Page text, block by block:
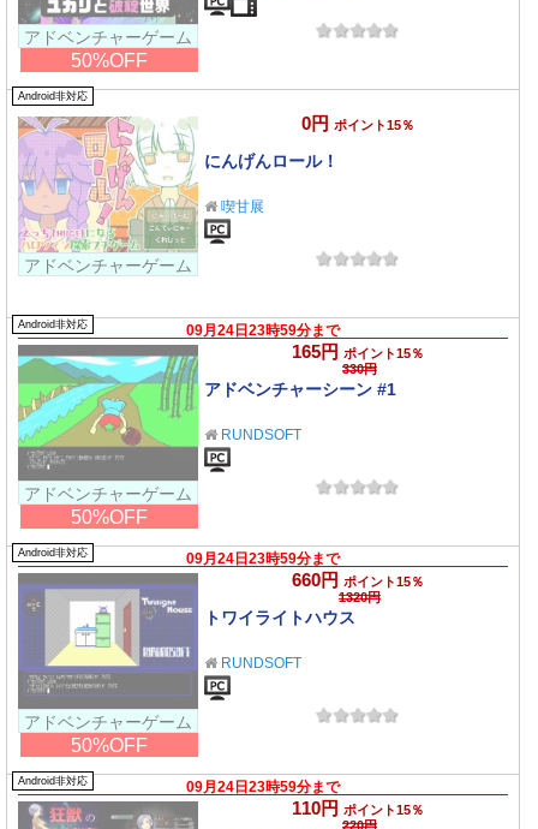
アドベンチャーゲーム
50%OFF
Android非対応
アドベンチャーゲーム
0円 ポイント15％
にんげんロール！
喫甘展
09月24日23時59分まで
Android非対応
アドベンチャーゲーム
50%OFF
165円 ポイント15％
330円
アドベンチャーシーン #1
RUNDSOFT
09月24日23時59分まで
Android非対応
アドベンチャーゲーム
50%OFF
660円 ポイント15％
1320円
トワイライトハウス
RUNDSOFT
09月24日23時59分まで
Android非対応
110円 ポイント15％
220円